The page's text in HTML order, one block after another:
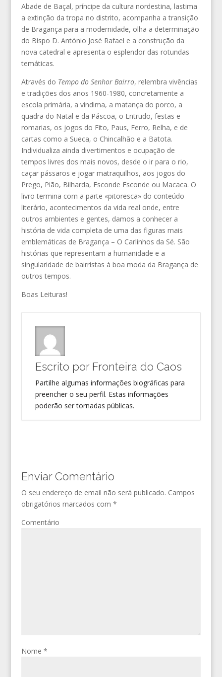
Abade de Baçal, príncipe da cultura nordestina, lastima
a extinção da tropa no distrito, acompanha a transição
de Bragança para a modernidade, olha a determinação
do Bispo D. António José Rafael e a construção da
nova catedral e apresenta o esplendor das rotundas
temáticas.
Através do Tempo do Senhor Bairro, relembra vivências
e tradições dos anos 1960-1980, concretamente a
escola primária, a vindima, a matança do porco, a
quadra do Natal e da Páscoa, o Entrudo, festas e
romarias, os jogos do Fito, Paus, Ferro, Relha, e de
cartas como a Sueca, o Chincalhão e a Batota.
Individualiza ainda divertimentos e ocupação de
tempos livres dos mais novos, desde o ir para o rio,
caçar pássaros e jogar matraquilhos, aos jogos do
Prego, Pião, Bilharda, Esconde Esconde ou Macaca. O
livro termina com a parte «pitoresca» do conteúdo
literário, acontecimentos da vida real onde, entre
outros ambientes e gentes, damos a conhecer a
história de vida completa de uma das figuras mais
emblemáticas de Bragança – O Carlinhos da Sé. São
histórias que representam a humanidade e a
singularidade de bairristas à boa moda da Bragança de
outros tempos.
Boas Leituras!
Escrito por Fronteira do Caos
Partilhe algumas informações biográficas para
preencher o seu perfil. Estas informações
poderão ser tornadas públicas.
Enviar Comentário
O seu endereço de email não será publicado. Campos
obrigatórios marcados com *
Comentário
Nome *